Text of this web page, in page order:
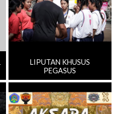
LIPUTAN KHUSUS
PEGASUS